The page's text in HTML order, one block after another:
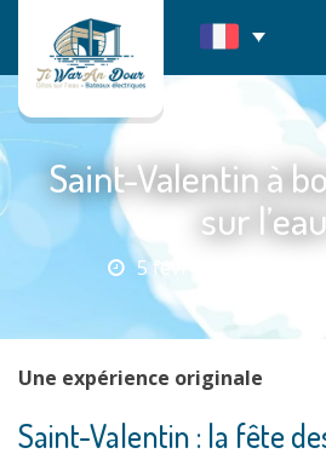
contenu
Saint-Valentin à
sur
5 février 2019
Une expérience originale
Saint-Valentin : la fête